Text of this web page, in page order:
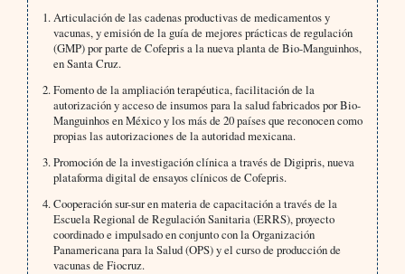
Articulación de las cadenas productivas de medicamentos y
vacunas, y emisión de la guía de mejores prácticas de regulación
(GMP) por parte de Cofepris a la nueva planta de Bio-Manguinhos,
en Santa Cruz.
Fomento de la ampliación terapéutica, facilitación de la
autorización y acceso de insumos para la salud fabricados por Bio-
Manguinhos en México y los más de 20 países que reconocen como
propias las autorizaciones de la autoridad mexicana.
Promoción de la investigación clínica a través de Digipris, nueva
plataforma digital de ensayos clínicos de Cofepris.
Cooperación sur-sur en materia de capacitación a través de la
Escuela Regional de Regulación Sanitaria (ERRS), proyecto
coordinado e impulsado en conjunto con la Organización
Panamericana para la Salud (OPS) y el curso de producción de
vacunas de Fiocruz.